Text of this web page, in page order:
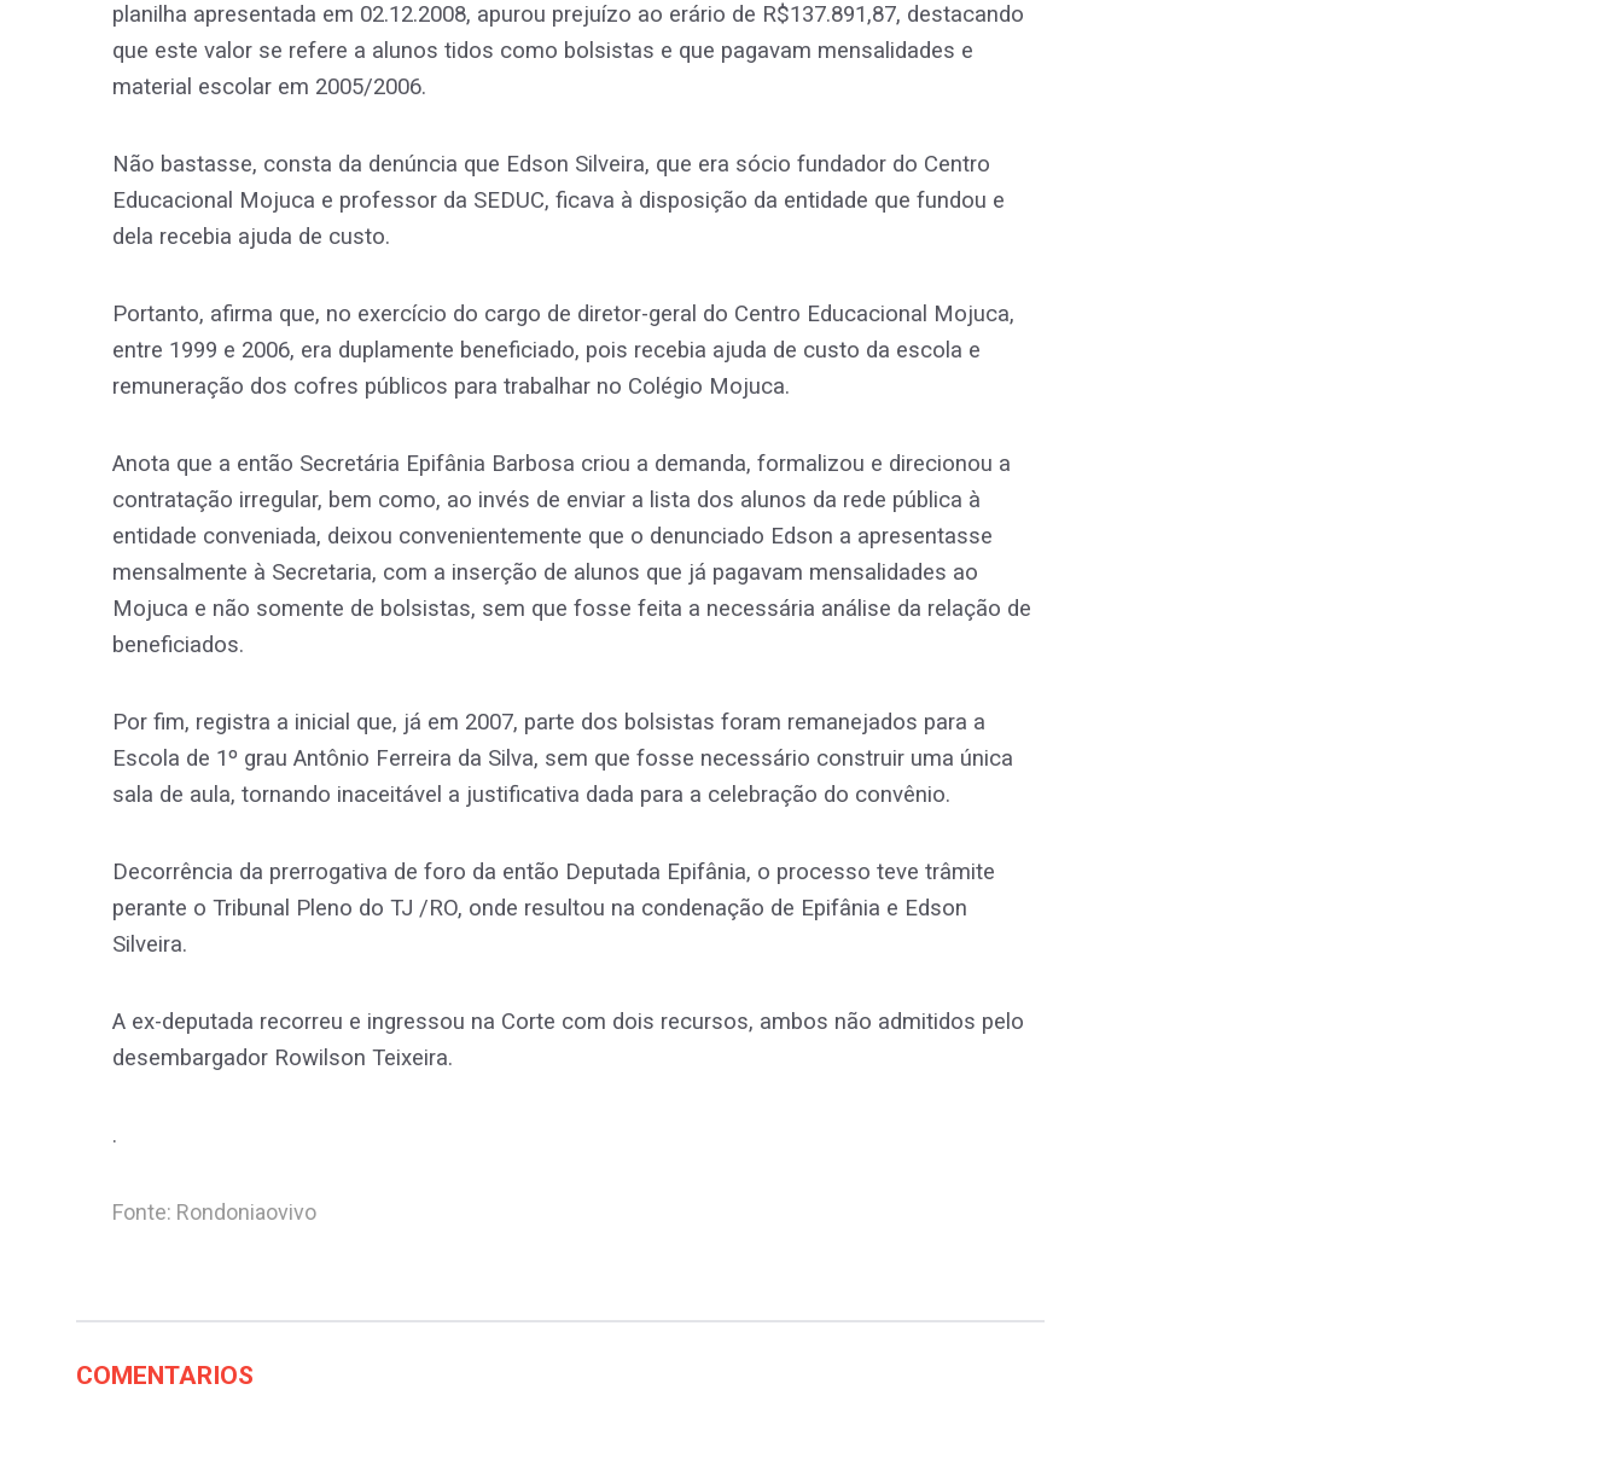
planilha apresentada em 02.12.2008, apurou prejuízo ao erário de R$137.891,87, destacando
que este valor se refere a alunos tidos como bolsistas e que pagavam mensalidades e
material escolar em 2005/2006.
Não bastasse, consta da denúncia que Edson Silveira, que era sócio fundador do Centro
Educacional Mojuca e professor da SEDUC, ficava à disposição da entidade que fundou e
dela recebia ajuda de custo.
Portanto, afirma que, no exercício do cargo de diretor-geral do Centro Educacional Mojuca,
entre 1999 e 2006, era duplamente beneficiado, pois recebia ajuda de custo da escola e
remuneração dos cofres públicos para trabalhar no Colégio Mojuca.
Anota que a então Secretária Epifânia Barbosa criou a demanda, formalizou e direcionou a
contratação irregular, bem como, ao invés de enviar a lista dos alunos da rede pública à
entidade conveniada, deixou convenientemente que o denunciado Edson a apresentasse
mensalmente à Secretaria, com a inserção de alunos que já pagavam mensalidades ao
Mojuca e não somente de bolsistas, sem que fosse feita a necessária análise da relação de
beneficiados.
Por fim, registra a inicial que, já em 2007, parte dos bolsistas foram remanejados para a
Escola de 1º grau Antônio Ferreira da Silva, sem que fosse necessário construir uma única
sala de aula, tornando inaceitável a justificativa dada para a celebração do convênio.
Decorrência da prerrogativa de foro da então Deputada Epifânia, o processo teve trâmite
perante o Tribunal Pleno do TJ /RO, onde resultou na condenação de Epifânia e Edson
Silveira.
A ex-deputada recorreu e ingressou na Corte com dois recursos, ambos não admitidos pelo
desembargador Rowilson Teixeira.
.
Fonte: Rondoniaovivo
COMENTARIOS